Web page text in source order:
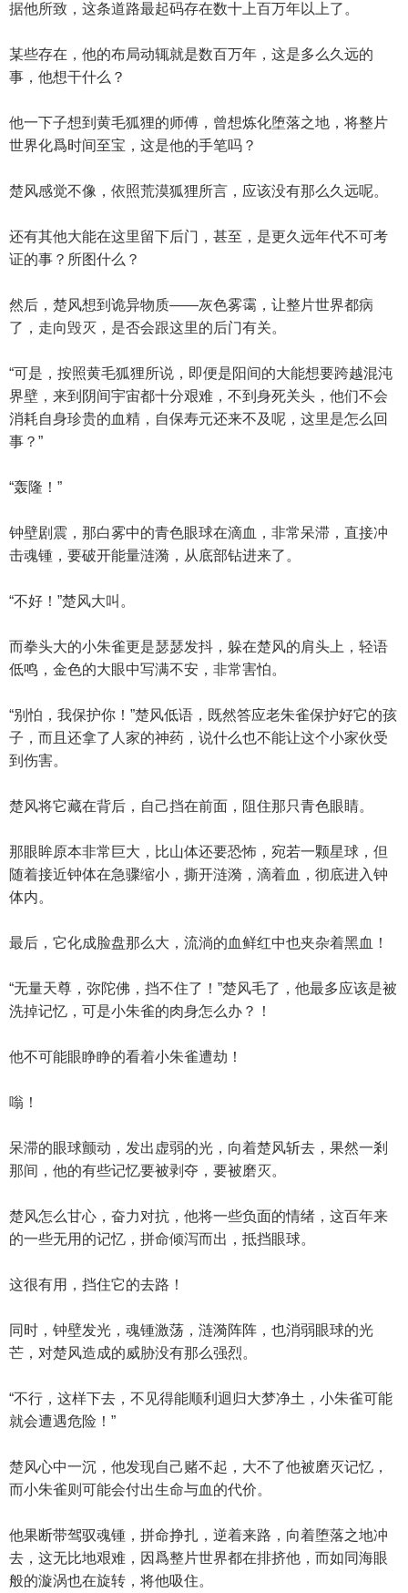
据他所致，这条道路最起码存在数十上百万年以上了。
某些存在，他的布局动辄就是数百万年，这是多么久远的
事，他想干什么？
他一下子想到黄毛狐狸的师傅，曾想炼化堕落之地，将整片
世界化爲时间至宝，这是他的手笔吗？
楚风感觉不像，依照荒漠狐狸所言，应该没有那么久远呢。
还有其他大能在这里留下后门，甚至，是更久远年代不可考
证的事？所图什么？
然后，楚风想到诡异物质——灰色雾霭，让整片世界都病
了，走向毁灭，是否会跟这里的后门有关。
“可是，按照黄毛狐狸所说，即便是阳间的大能想要跨越混沌
界壁，来到阴间宇宙都十分艰难，不到身死关头，他们不会
消耗自身珍贵的血精，自保寿元还来不及呢，这里是怎么回
事？”
“轰隆！”
钟壁剧震，那白雾中的青色眼球在滴血，非常呆滞，直接冲
击魂锺，要破开能量涟漪，从底部钻进来了。
“不好！”楚风大叫。
而拳头大的小朱雀更是瑟瑟发抖，躲在楚风的肩头上，轻语
低鸣，金色的大眼中写满不安，非常害怕。
“别怕，我保护你！”楚风低语，既然答应老朱雀保护好它的孩
子，而且还拿了人家的神药，说什么也不能让这个小家伙受
到伤害。
楚风将它藏在背后，自己挡在前面，阻住那只青色眼睛。
那眼眸原本非常巨大，比山体还要恐怖，宛若一颗星球，但
随着接近钟体在急骤缩小，撕开涟漪，滴着血，彻底进入钟
体内。
最后，它化成脸盘那么大，流淌的血鲜红中也夹杂着黑血！
“无量天尊，弥陀佛，挡不住了！”楚风毛了，他最多应该是被
洗掉记忆，可是小朱雀的肉身怎么办？！
他不可能眼睁睁的看着小朱雀遭劫！
嗡！
呆滞的眼球颤动，发出虚弱的光，向着楚风斩去，果然一剎
那间，他的有些记忆要被剥夺，要被磨灭。
楚风怎么甘心，奋力对抗，他将一些负面的情绪，这百年来
的一些无用的记忆，拼命倾泻而出，抵挡眼球。
这很有用，挡住它的去路！
同时，钟壁发光，魂锺激荡，涟漪阵阵，也消弱眼球的光
芒，对楚风造成的威胁没有那么强烈。
“不行，这样下去，不见得能顺利迴归大梦净土，小朱雀可能
就会遭遇危险！”
楚风心中一沉，他发现自己赌不起，大不了他被磨灭记忆，
而小朱雀则可能会付出生命与血的代价。
他果断带驾驭魂锺，拼命挣扎，逆着来路，向着堕落之地冲
去，这无比地艰难，因爲整片世界都在排挤他，而如同海眼
般的漩涡也在旋转，将他吸住。